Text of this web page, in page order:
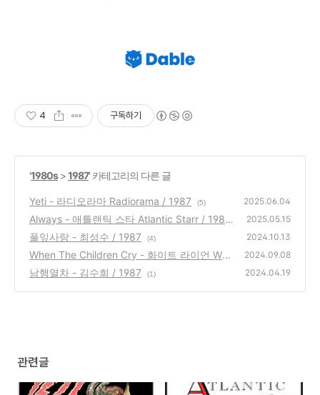
4 구독하기
'1980s>1987' 카테고리의 다른 글
Yeti - 라디오라마 Radiorama / 1987 (5) 2025.06.04
Always - 애틀랜틱 스타 Atlantic Starr / 1987
(0)
2025.05.15
풀잎사랑 - 최성수 / 1987 (4) 2024.10.13
When The Children Cry - 화이트 라이언 Whit
e Lion / 1987
(12)
2024.09.08
남행열차 - 김수희 / 1987 (1) 2024.04.19
관련글